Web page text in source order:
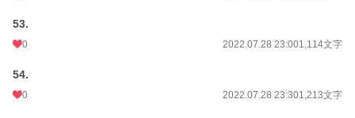
53.
0 2022.07.28 23:001,114文字
54.
0 2022.07.28 23:301,213文字